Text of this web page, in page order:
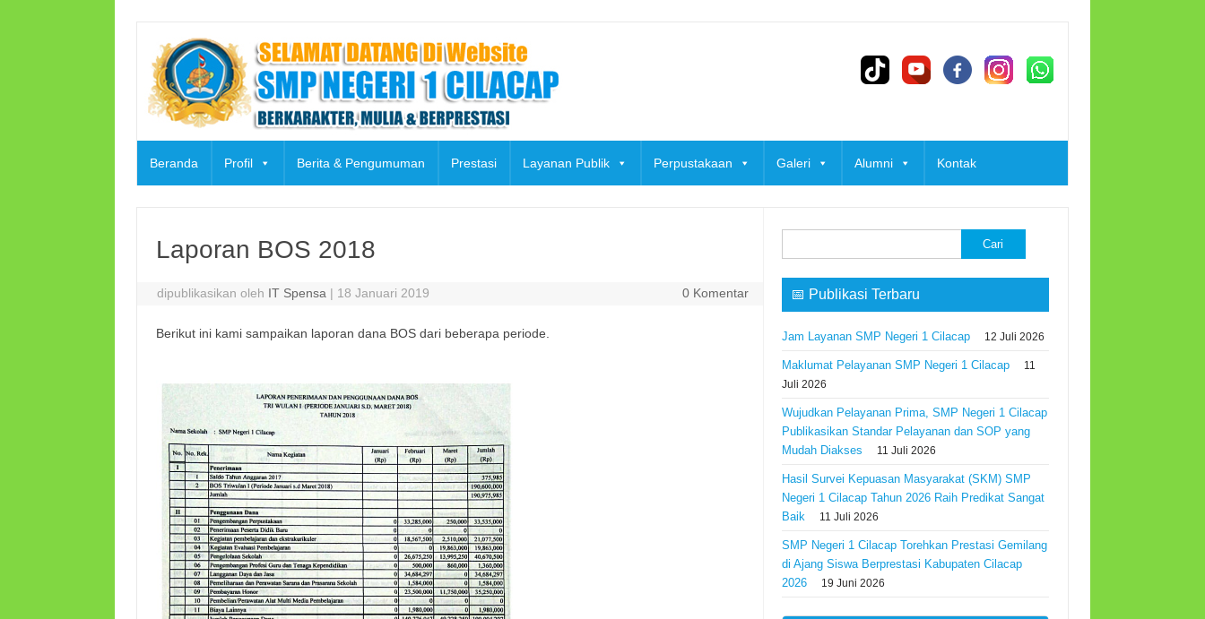
content
Beranda Profil Berita & Pengumuman Prestasi Layanan Publik Perpustakaan Galeri Alumni Kontak
Laporan BOS 2018
dipublikasikan oleh IT Spensa | 18 Januari 2019 0 Komentar
Berikut ini kami sampaikan laporan dana BOS dari beberapa periode.
untuk:
📅 Publikasi Terbaru
Jam Layanan SMP Negeri 1 Cilacap 12 Juli 2026
Maklumat Pelayanan SMP Negeri 1 Cilacap
11
Juli 2026
Wujudkan Pelayanan Prima, SMP Negeri 1 Cilacap
Publikasikan Standar Pelayanan dan SOP yang
Mudah Diakses
11 Juli 2026
Hasil Survei Kepuasan Masyarakat (SKM) SMP
Negeri 1 Cilacap Tahun 2026 Raih Predikat Sangat
Baik
11 Juli 2026
SMP Negeri 1 Cilacap Torehkan Prestasi Gemilang
di Ajang Siswa Berprestasi Kabupaten Cilacap
2026
19 Juni 2026